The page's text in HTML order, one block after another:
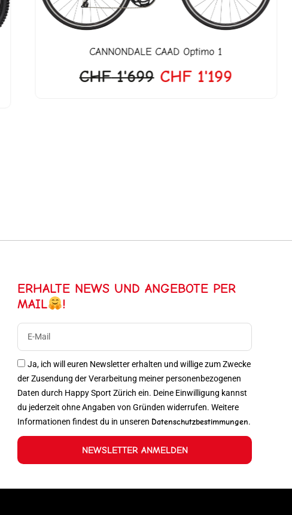
CANNONDALECAAD Optimo 1
CHF1'699 CHF1'199
ERHALTE NEWS UND ANGEBOTE PER
MAIL
!
Ja, ich will euren Newsletter erhalten und willige zum Zwecke
der Zusendung der Verarbeitung meiner personenbezogenen
Daten durch Happy Sport Zürich ein. Deine Einwilligung kannst
du jederzeit ohne Angaben von Gründen widerrufen. Weitere
Informationen findest du in unseren Datenschutzbestimmungen.
NEWSLETTER ANMELDEN